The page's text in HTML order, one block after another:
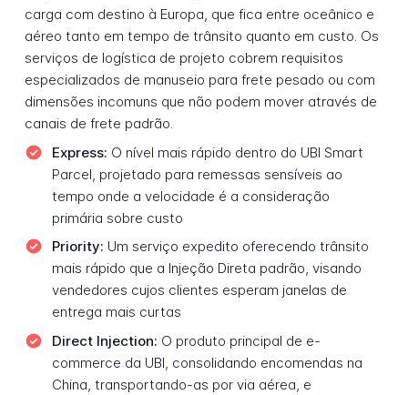
carga com destino à Europa, que fica entre oceânico e
aéreo tanto em tempo de trânsito quanto em custo. Os
serviços de logística de projeto cobrem requisitos
especializados de manuseio para frete pesado ou com
dimensões incomuns que não podem mover através de
canais de frete padrão.
Express: O nível mais rápido dentro do UBI Smart
Parcel, projetado para remessas sensíveis ao
tempo onde a velocidade é a consideração
primária sobre custo
Priority: Um serviço expedito oferecendo trânsito
mais rápido que a Injeção Direta padrão, visando
vendedores cujos clientes esperam janelas de
entrega mais curtas
Direct Injection: O produto principal de e-
commerce da UBI, consolidando encomendas na
China, transportando-as por via aérea, e